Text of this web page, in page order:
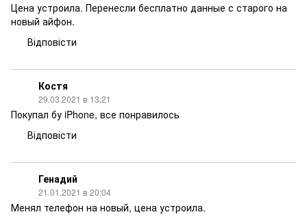
Цена устроила. Перенесли бесплатно данные с старого на
новый айфон.
Відповісти
Костя
29.03.2021 в 13:21
Покупал бу iPhone, все понравилось
Відповісти
Генадий
21.01.2021 в 20:04
Менял телефон на новый, цена устроила.